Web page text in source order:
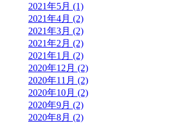
2021年5月 (1)
2021年4月 (2)
2021年3月 (2)
2021年2月 (2)
2021年1月 (2)
2020年12月 (2)
2020年11月 (2)
2020年10月 (2)
2020年9月 (2)
2020年8月 (2)